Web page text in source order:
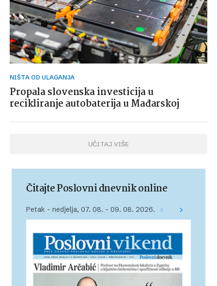
NIŠTA OD ULAGANJA
Propala slovenska investicija u
recikliranje autobaterija u Mađarskoj
UČITAJ VIŠE
Čitajte Poslovni dnevnik online
Petak – nedjelja, 07. 08. – 09. 08. 2026.